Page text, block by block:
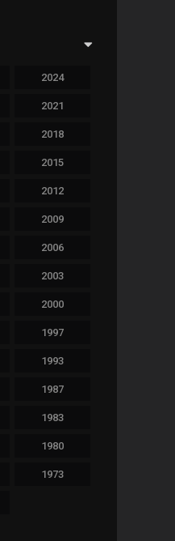
2024
2021
2018
2015
2012
2009
2006
2003
2000
1997
1993
1987
1983
1980
1973